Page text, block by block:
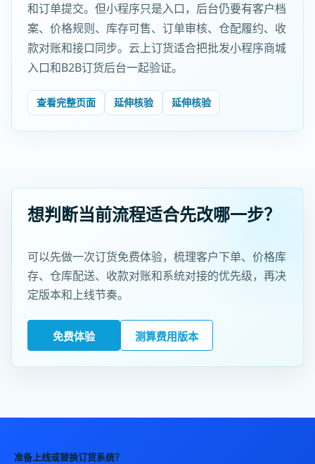
和订单提交。但小程序只是入口，后台仍要有客户档
案、价格规则、库存可售、订单审核、仓配履约、收
款对账和接口同步。云上订货适合把批发小程序商城
入口和B2B订货后台一起验证。
查看完整页面 延伸核验 延伸核验
想判断当前流程适合先改哪一步？
可以先做一次订货免费体验，梳理客户下单、价格库
存、仓库配送、收款对账和系统对接的优先级，再决
定版本和上线节奏。
免费体验 测算费用版本
准备上线或替换订货系统？